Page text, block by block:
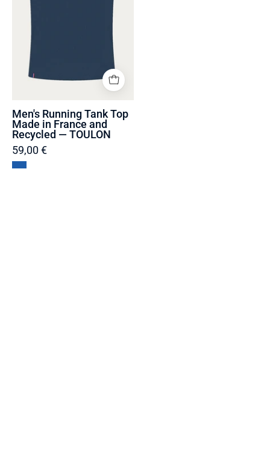
TOULON
Men's Running Tank Top
Made in France and
Recycled — TOULON
59,00 €